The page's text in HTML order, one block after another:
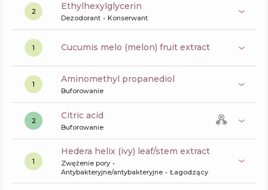
2 ethylhexylglycerin
Dezodorant Konserwant
1 cucumis melo (melon) fruit extract
1 aminomethyl propanediol
Buforowanie
2 citric acid
Buforowanie
1
hedera helix (ivy) leaf/stem extract
Zwężenie pory
Antybakteryjne/antybakteryjne
Łagodzący